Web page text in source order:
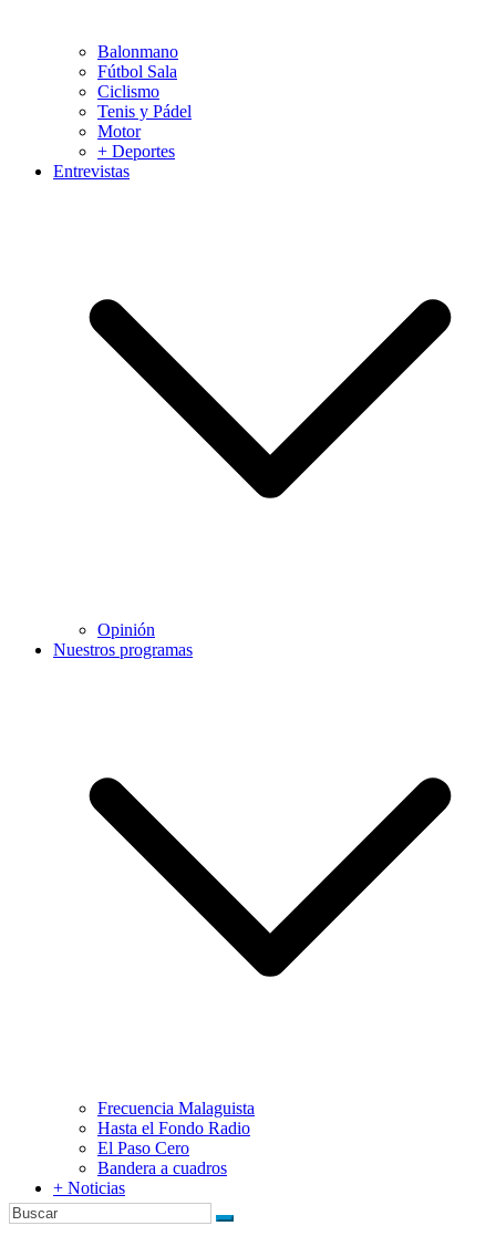
Balonmano
Fútbol Sala
Ciclismo
Tenis y Pádel
Motor
+ Deportes
Entrevistas
Opinión
Nuestros programas
Frecuencia Malaguista
Hasta el Fondo Radio
El Paso Cero
Bandera a cuadros
+ Noticias